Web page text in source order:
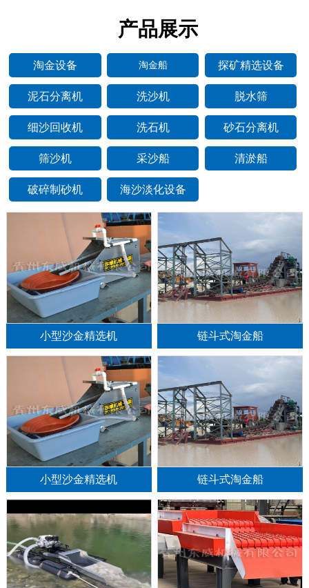
1 3
产品展示
淘金设备 淘金船 探矿精选设备
泥石分离机 洗沙机 脱水筛
细沙回收机 洗石机 砂石分离机
筛沙机 采沙船 清淤船
破碎制砂机 海沙淡化设备
小型沙金精选机 链斗式淘金船
小型沙金精选机 链斗式淘金船